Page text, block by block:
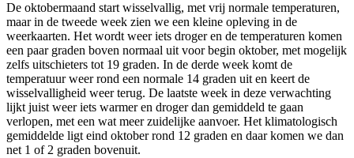
De oktobermaand start wisselvallig, met vrij normale temperaturen,
maar in de tweede week zien we een kleine opleving in de
weerkaarten. Het wordt weer iets droger en de temperaturen komen
een paar graden boven normaal uit voor begin oktober, met mogelijk
zelfs uitschieters tot 19 graden. In de derde week komt de
temperatuur weer rond een normale 14 graden uit en keert de
wisselvalligheid weer terug. De laatste week in deze verwachting
lijkt juist weer iets warmer en droger dan gemiddeld te gaan
verlopen, met een wat meer zuidelijke aanvoer. Het klimatologisch
gemiddelde ligt eind oktober rond 12 graden en daar komen we dan
net 1 of 2 graden bovenuit.